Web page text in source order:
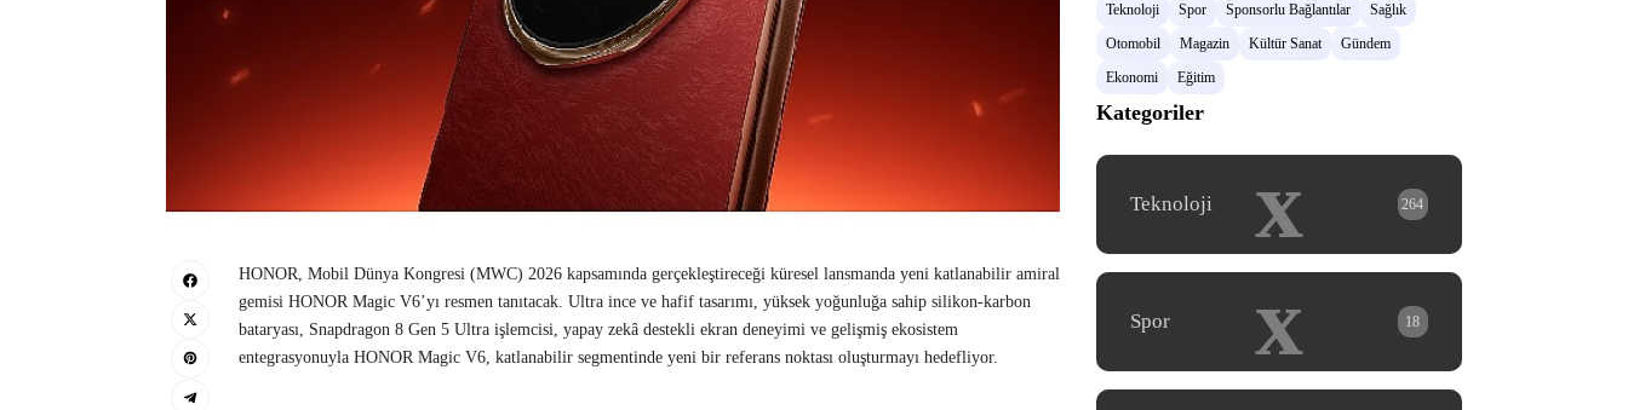
HONOR, Mobil Dünya Kongresi (MWC) 2026 kapsamında gerçekleştireceği küresel lansmanda yeni katlanabilir amiral
gemisi HONOR Magic V6’yı resmen tanıtacak. Ultra ince ve hafif tasarımı, yüksek yoğunluğa sahip silikon-karbon
bataryası, Snapdragon 8 Gen 5 Ultra işlemcisi, yapay zekâ destekli ekran deneyimi ve gelişmiş ekosistem
entegrasyonuyla HONOR Magic V6, katlanabilir segmentinde yeni bir referans noktası oluşturmayı hedefliyor.
Teknoloji Spor Sponsorlu Bağlantılar
Sağlık
Otomobil
Magazin Kültür Sanat
Gündem
Ekonomi
Eğitim
Kategoriler
x
Teknoloji 264
x
Spor 18